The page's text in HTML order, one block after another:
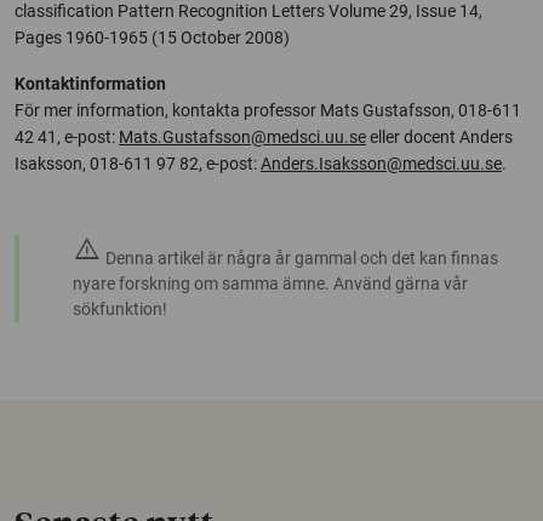
classification Pattern Recognition Letters Volume 29, Issue 14,
Pages 1960-1965 (15 October 2008)
Kontaktinformation
För mer information, kontakta professor Mats Gustafsson, 018-611
42 41, e-post: Mats.Gustafsson@medsci.uu.seeller docent Anders
Isaksson, 018-611 97 82, e-post:Anders.Isaksson@medsci.uu.se.
warning Denna artikel är några år gammal och det kan finnas
nyare forskning om samma ämne. Använd gärna vår
sökfunktion!